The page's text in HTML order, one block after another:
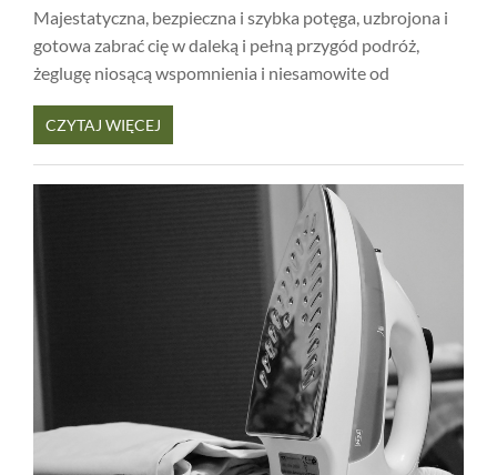
Majestatyczna, bezpieczna i szybka potęga, uzbrojona i
gotowa zabrać cię w daleką i pełną przygód podróż,
żeglugę niosącą wspomnienia i niesamowite od
CZYTAJ WIĘCEJ